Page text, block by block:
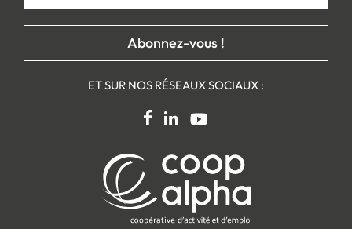
ET SUR NOS RÉSEAUX SOCIAUX :